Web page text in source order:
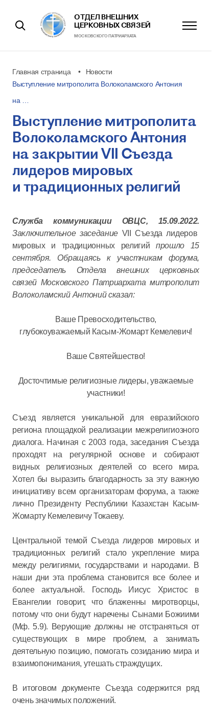
ОТДЕЛ ВНЕШНИХ
ЦЕРКОВНЫХ СВЯЗЕЙ
МОСКОВСКОГО ПАТРИАРХАТА
Главная страница
Новости
Выступление митрополита Волоколамского Антония
на …
Выступление митрополита
Волоколамского Антония
на закрытии VII Съезда
лидеров мировых
и традиционных религий
Служба коммуникации ОВЦС, 15.09.2022.
Заключительное заседание VII Съезда лидеров
мировых и традиционных религий прошло 15
сентября. Обращаясь к участникам форума,
председатель Отдела внешних церковных
связей Московского Патриархата митрополит
Волоколамский Антоний сказал:
Ваше Превосходительство,
глубокоуважаемый Касым-Жомарт Кемелевич!
Ваше Святейшество!
Досточтимые религиозные лидеры, уважаемые
участники!
Съезд является уникальной для евразийского
региона площадкой реализации межрелигиозного
диалога. Начиная с 2003 года, заседания Съезда
проходят на регулярной основе и собирают
видных религиозных деятелей со всего мира.
Хотел бы выразить благодарность за эту важную
инициативу всем организаторам форума, а также
лично Президенту Республики Казахстан Касым-
Жомарту Кемелевичу Токаеву.
Центральной темой Съезда лидеров мировых и
традиционных религий стало укрепление мира
между религиями, государствами и народами. В
наши дни эта проблема становится все более и
более актуальной. Господь Иисус Христос в
Евангелии говорит, что блаженны миротворцы,
потому что они будут наречены Сынами Божиими
(Мф. 5.9). Верующие должны не отстраняться от
существующих в мире проблем, а занимать
деятельную позицию, помогать созиданию мира и
взаимопонимания, утешать страждущих.
В итоговом документе Съезда содержится ряд
очень значимых положений.